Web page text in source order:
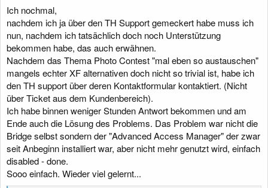
Ich nochmal,
nachdem ich ja über den TH Support gemeckert habe muss ich
nun, nachdem ich tatsächlich doch noch Unterstützung
bekommen habe, das auch erwähnen.
Nachdem das Thema Photo Contest "mal eben so austauschen"
mangels echter XF alternativen doch nicht so trivial ist, habe ich
den TH support über deren Kontaktformular kontaktiert. (Nicht
über Ticket aus dem Kundenbereich).
Ich habe binnen weniger Stunden Antwort bekommen und am
Ende auch die Lösung des Problems. Das Problem war nicht die
Bridge selbst sondern der "Advanced Access Manager" der zwar
seit Anbeginn installiert war, aber nicht mehr genutzt wird, einfach
disabled - done.
Sooo einfach. Wieder viel gelernt...